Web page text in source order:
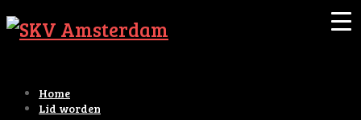
Home
Lid worden